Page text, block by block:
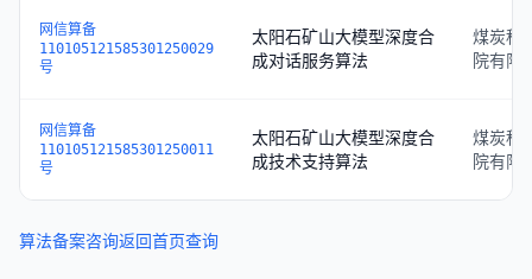
网信算备
110105121585301250029
号
太阳石矿山大模型深度合
成对话服务算法
煤炭科
院有限
网信算备
110105121585301250011
号
太阳石矿山大模型深度合
成技术支持算法
煤炭科
院有限
算法备案咨询返回首页查询